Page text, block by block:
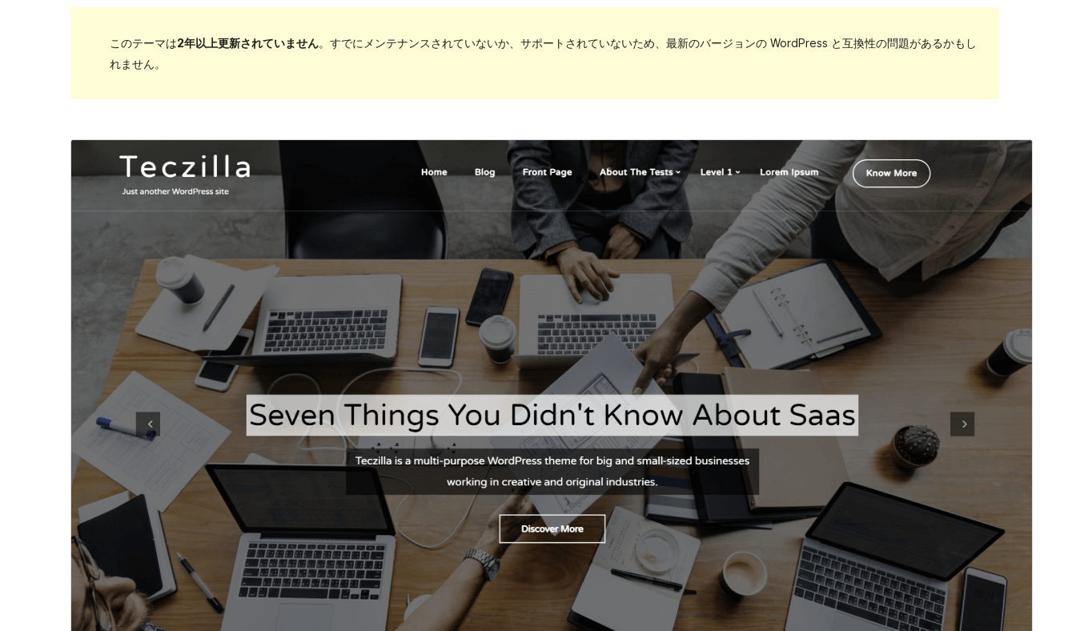
このテーマは2年以上更新されていません。すでにメンテナンスされていないか、サポートされていないため、最新のバージョンの WordPress と互換性の問題があるかもし
れません。
ダウンロード
これはTeczilla の子テーマです。
バージョン
1.1
最終更新日
2022年10月7日
有効インストール数
WordPress バージョン
PHP バージョン